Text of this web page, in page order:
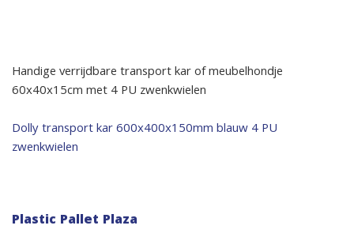
Handige verrijdbare transport kar of meubelhondje
60x40x15cm met 4 PU zwenkwielen
Bericht
navigatie
Dolly transport kar 600x400x150mm blauw 4 PU
zwenkwielen
Plastic Pallet Plaza